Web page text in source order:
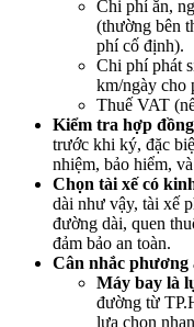
Chi phí ăn,
(thường bên
phí cố định).
Chi phí phát
km/ngày cho
Thuế VAT
Kiểm tra hợp
trước khi ký, đặc
nhiệm, bảo hiểm,
Chọn tài xế có
dài như vậy, tài xế
đường dài, quen
đảm bảo an toàn.
Cân nhắc phương
Máy bay là
đường từ
lựa chọn